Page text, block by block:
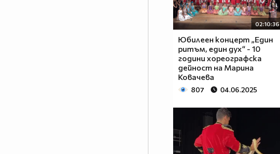
02:10:36
Юбилеен концерт „Един
ритъм, един дух“ - 10
години хореографска
дейност на Марина
Ковачева
807 04.06.2025